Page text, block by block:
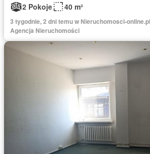
2 Pokoje
40 m²
3 tygodnie, 2 dni temu w Nieruchomosci-
Agencja Nieruchomości